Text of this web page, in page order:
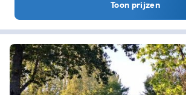
Toon prijzen